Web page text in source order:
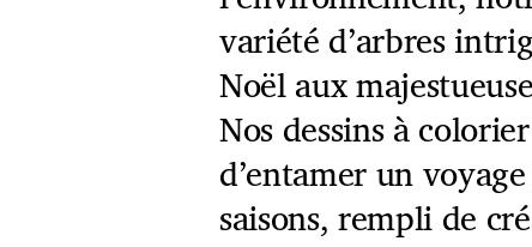
variété d’arbres
Noël aux
Nos dessins à
d’entamer un
saisons, rempli de